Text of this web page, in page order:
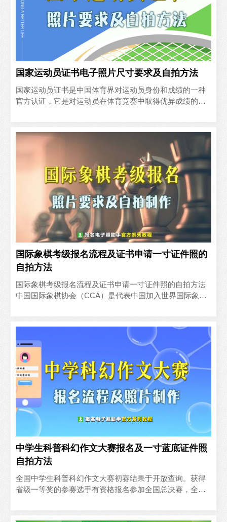
国家运动员证书电子照片尺寸要求及自拍方法
国家运动员证书是中国体育界对运动员身份和成绩的一种
官方认证，它是对运动员在体育竞赛中取得优异成绩的肯
国际象棋考级报名流程及证书申请一寸证件照的
自拍方法
国际象棋考级报名流程及证书申请一寸证件照的自拍方法
中国国际象棋协会（CCA）是代表中国加入世界国际象棋
中学生科普科幻作文大赛报名及一寸蓝底证件照
自拍方法
全国中学生科普科幻作文大赛初赛结果于开放查询。获得
省级一等奖的参赛选手有资格报名参加全国总决赛，全国